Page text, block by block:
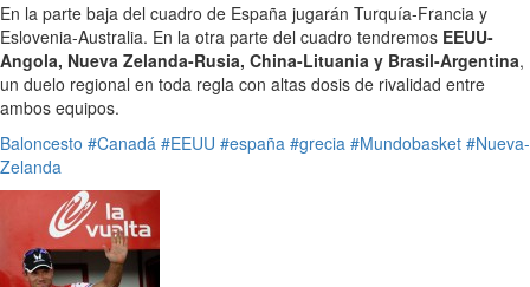
En la parte baja del cuadro de España jugarán Turquía-Francia y
Eslovenia-Australia. En la otra parte del cuadro tendremos EEUU-
Angola, Nueva Zelanda-Rusia, China-Lituania y Brasil-Argentina,
un duelo regional en toda regla con altas dosis de rivalidad entre
ambos equipos.
Baloncesto #Canadá #EEUU #españa #grecia #Mundobasket #Nueva-
Zelanda